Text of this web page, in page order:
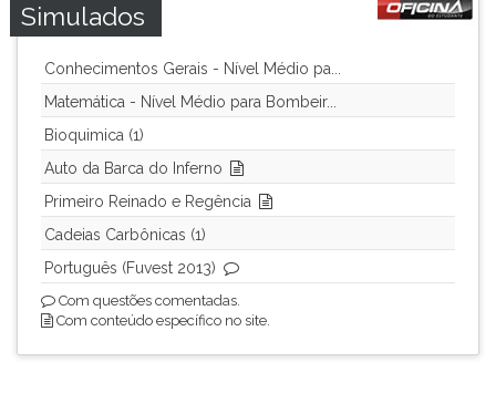
Simulados
Conhecimentos Gerais - Nível Médio pa...
Matemática - Nível Médio para Bombeir...
Bioquimica (1)
Auto da Barca do Inferno
Primeiro Reinado e Regência
Cadeias Carbônicas (1)
Português (Fuvest 2013)
Com questões comentadas.
Com conteúdo específico no site.